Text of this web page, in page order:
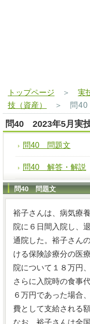
トップページ ＞ 実
技（資産）
＞ 問40
問40 2023年5月実
問40 問題文
問40 解答・解説
問40 問題文
裕子さんは、病気療
院に６日間入院し、
通院した。裕子さん
ける保険診療分の医
院について１８万円
さらに入院時の食事
６万円であった場合
費として支給される
なお、裕子さんは全